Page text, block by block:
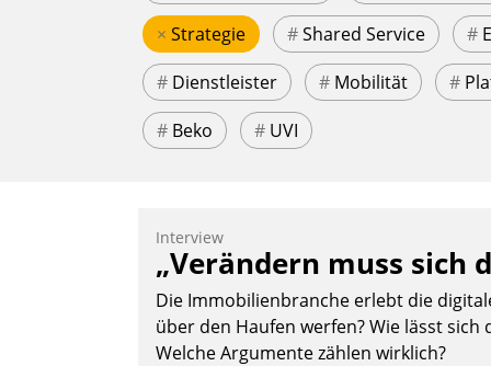
× Strategie #Shared Service #
# Dienstleister # Mobilität #
# Beko # UVI
Interview
„Verändern muss sich
Die Immobilienbranche erlebt die
über den Haufen werfen? Wie lässt
Welche Argumente zählen wirklich?